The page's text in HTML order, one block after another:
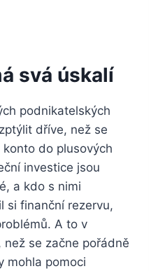
svá úskalí
podnikatelských
dříve, než se
do plusových
investice jsou
a kdo s nimi
si finanční rezervu,
A to v
se začne pořádně
mohla pomoci